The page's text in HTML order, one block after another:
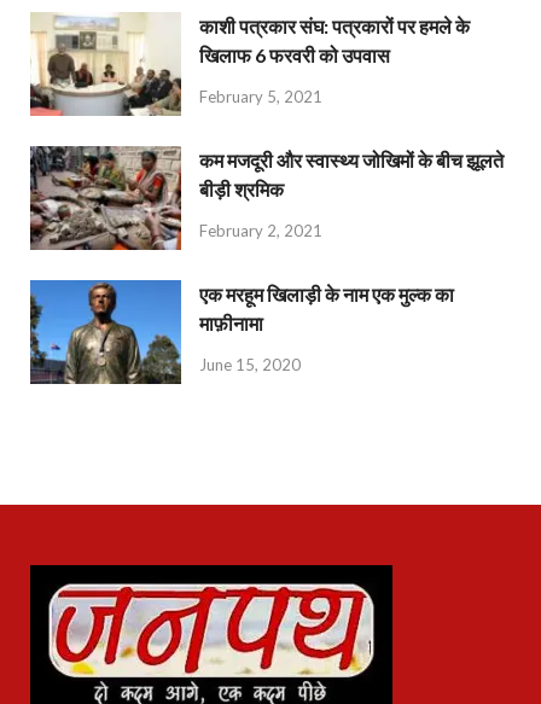
काशी पत्रकार संघ: पत्रकारों पर हमले के
खिलाफ 6 फरवरी को उपवास
February 5, 2021
कम मजदूरी और स्वास्थ्य जोखिमों के बीच झूलते
बीड़ी श्रमिक
February 2, 2021
एक मरहूम खिलाड़ी के नाम एक मुल्क का
माफ़ीनामा
June 15, 2020